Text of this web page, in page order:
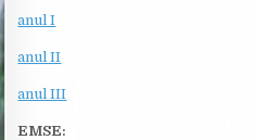
anul I
anul II
anul III
EMSE: